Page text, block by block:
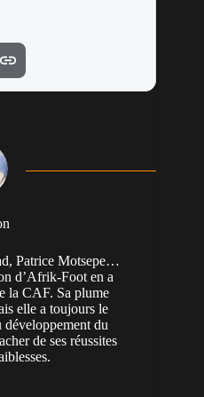
Patrice Motsepe…
d’Afrik-Foot en a
la CAF. Sa plume
elle a toujours le
du
de ses réussites